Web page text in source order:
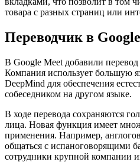
товара с разных страниц или
Переводчик в
В Google Meet добавили
Компания использует большую
DeepMind для обеспечения
собеседником на другом языке.
В ходе перевода сохраняются
лица. Новая функция имеет
применения. Например,
общаться с испаноговорящими
сотрудники крупной компании